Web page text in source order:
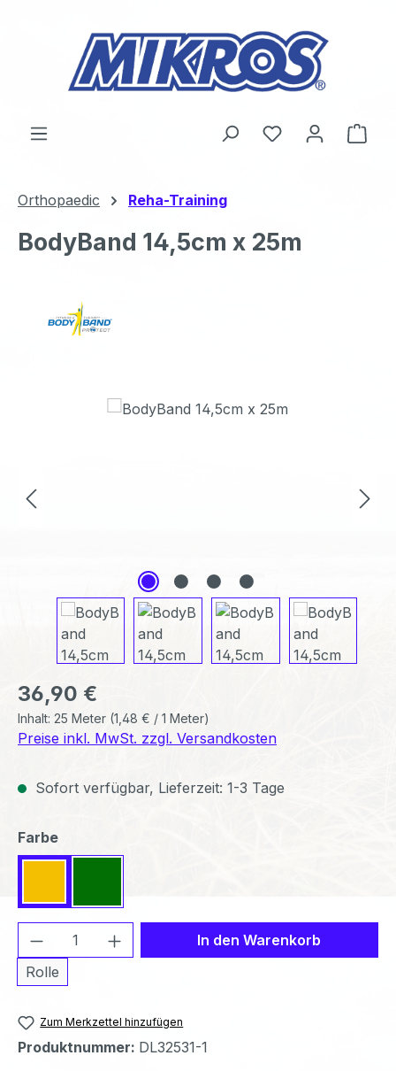
Du hast 0
Orthopaedic Reha-Training
BodyBand 14,5cm x 25m
Regulärer Preis:
36,90 €
Inhalt: 25 Meter (1,48 € / 1 Meter)
Preise inkl. MwSt. zzgl. Versandkosten
Sofort verfügbar, Lieferzeit: 1-3 Tage
Farbeauswählen
Produkt Anzahl: Gib den
Rolle
In den Warenkorb
Zum Merkzettel hinzufügen
Produktnummer: DL32531-1